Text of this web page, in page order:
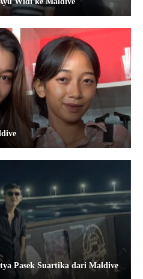
Pasek Suartika dari Maldive